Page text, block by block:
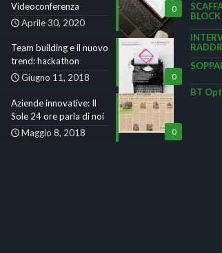
0
Videoconferenza
Aprile 30, 2020
0
Team building e il nuovo
trend: hackathon
Giugno 11, 2018
0
Aziende innovative: Il
Sole 24 ore parla di noi
Maggio 8, 2018
BLOCK
BT